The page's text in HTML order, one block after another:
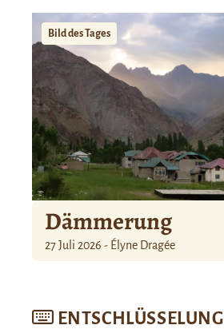
Bild des Tages
Dämmerung
27 Juli 2026 - Élyne Dragée
ENTSCHLÜSSELUNG